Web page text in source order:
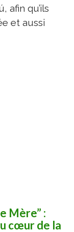
afin qu’ils
et aussi
Mère” :
cœur de la